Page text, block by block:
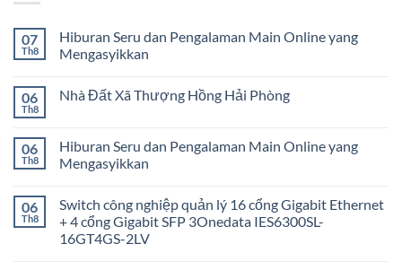
07
Th8
Hiburan Seru dan Pengalaman Main Online yang
Mengasyikkan
06
Th8
Nhà Đất Xã Thượng Hồng Hải Phòng
06
Th8
Hiburan Seru dan Pengalaman Main Online yang
Mengasyikkan
06
Th8
Switch công nghiệp quản lý 16 cổng Gigabit Ethernet
+ 4 cổng Gigabit SFP 3Onedata IES6300SL-
16GT4GS-2LV